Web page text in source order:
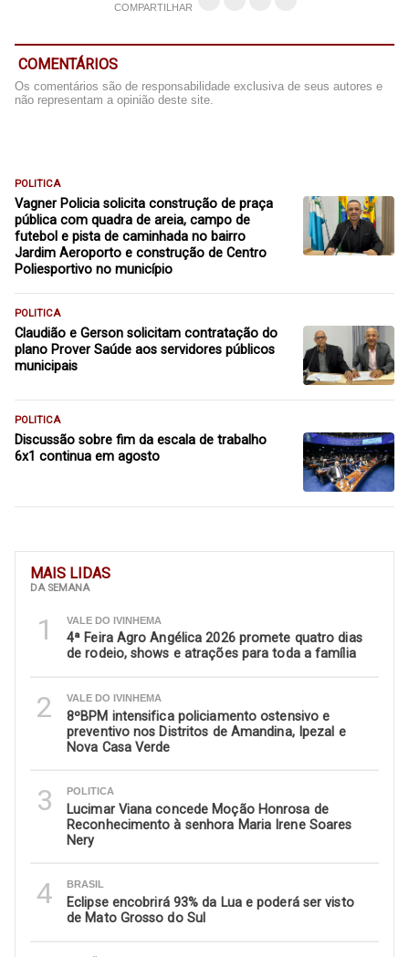
MAIS LIDAS
DA SEMANA
1 VALE DO IVINHEMA
4ª Feira Agro Angélica 2026 promete quatro dias
de rodeio, shows e atrações para toda a família
2 VALE DO IVINHEMA
8ºBPM intensifica policiamento ostensivo e
preventivo nos Distritos de Amandina, Ipezal e
Nova Casa Verde
3 POLITICA
Lucimar Viana concede Moção Honrosa de
Reconhecimento à senhora Maria Irene Soares
Nery
4 BRASIL
Eclipse encobrirá 93% da Lua e poderá ser visto
de Mato Grosso do Sul
COMPARTILHAR
COMENTÁRIOS
Os comentários são de responsabilidade exclusiva de seus autores e
não representam a opinião deste site.
POLITICA
Vagner Policia solicita construção de praça
pública com quadra de areia, campo de
futebol e pista de caminhada no bairro
Jardim Aeroporto e construção de Centro
Poliesportivo no município
POLITICA
Claudião e Gerson solicitam contratação do
plano Prover Saúde aos servidores públicos
municipais
POLITICA
Discussão sobre fim da escala de trabalho
6x1 continua em agosto